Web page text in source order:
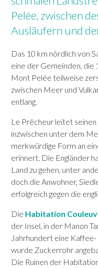
FORT-DE-FRANCE
GROS-MORNE
LE LAMENTIN
MACOUBA
LE MARIGOT
LE MARIN
SAINT-ESPRIT
Pelée, zwischen
Ausläufern und
Das 10 km nördlich von
eine der Gemeinden, die
Mont Pelée teilweise
zwischen Meer und
entlang.
Le Prêcheur leitet
inzwischen unter dem
merkwürdige Form an
erinnert. Die Engländer
Land zu gehen, unter
doch die Anwohner,
erfolgreich gegen die
Die Habitation
der Insel, in der Manon
Jahrhundert eine
wurde Zuckerrohr
Die Ruinen der